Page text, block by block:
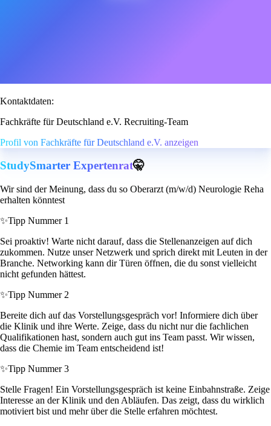
Kontaktdaten:
Fachkräfte für Deutschland e.V. Recruiting-Team
Profil von Fachkräfte für Deutschland e.V. anzeigen
StudySmarter Expertenrat🤫
Wir sind der Meinung, dass du so Oberarzt (m/w/d) Neurologie Reha
erhalten könntest
✨Tipp Nummer 1
Sei proaktiv! Warte nicht darauf, dass die Stellenanzeigen auf dich
zukommen. Nutze unser Netzwerk und sprich direkt mit Leuten in der
Branche. Networking kann dir Türen öffnen, die du sonst vielleicht
nicht gefunden hättest.
✨Tipp Nummer 2
Bereite dich auf das Vorstellungsgespräch vor! Informiere dich über
die Klinik und ihre Werte. Zeige, dass du nicht nur die fachlichen
Qualifikationen hast, sondern auch gut ins Team passt. Wir wissen,
dass die Chemie im Team entscheidend ist!
✨Tipp Nummer 3
Stelle Fragen! Ein Vorstellungsgespräch ist keine Einbahnstraße. Zeige
Interesse an der Klinik und den Abläufen. Das zeigt, dass du wirklich
motiviert bist und mehr über die Stelle erfahren möchtest.